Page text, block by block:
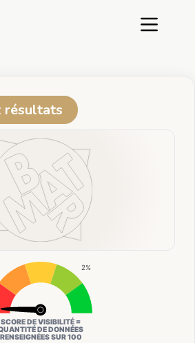
résultats
2%
SCORE DE VISIBILITÉ =
DE DONNÉES
RENSEIGNÉES SUR 100